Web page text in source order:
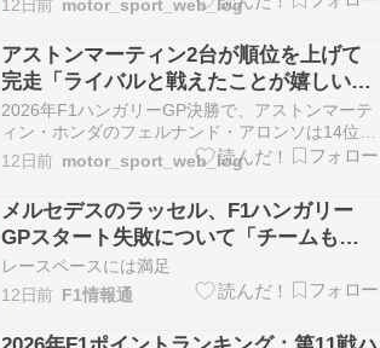
録したものの、イエローフラッグ規則の違反で3
グリッド降格ペナルティを受け、アントネッリは
7番グリッドからのスタートに。スタートでジョ
ージ・…
12日前 motor_sport_web_log
アストンマーティン2台が順位を上げて
完走「ライバルと戦えたことが嬉しい。
今はホンダのアップデートが楽しみ」と
アロンソ
2026年F1ハンガリーGP決勝で、アストンマーテ
ィン・ホンダのフェルナンド・アロンソは14位、
ランス・ストロールは13位と、いずれもグリッド
よりポジションを上げてフィニッシュした。 16
番グリッドのアロンソは、1周目、ジョージ・ラ
ッセル（メルセデス）の後退で一時的にひとつポ
ジ…
12日前 motor_sport_web_log
メルセデスのラッセル、F1ハンガリー
GPスタート失敗について「チームも僕
と同じくらい頭にきている」
レースペースには満足
12日前 F1情報通